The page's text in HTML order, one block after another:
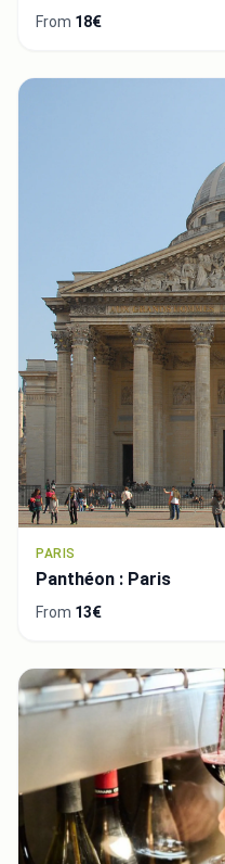
From 18€
PARIS
Panthéon : Paris
From 13€